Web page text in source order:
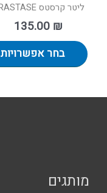
ליטר קרסטס KERASTASE
135.00 ₪
בחר אפשרויות
מותגים